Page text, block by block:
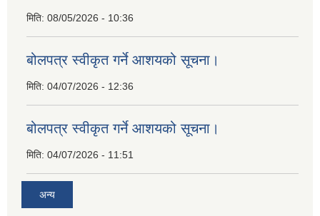
मिति: 08/05/2026 - 10:36
बोलपत्र स्वीकृत गर्ने आशयको सूचना।
मिति: 04/07/2026 - 12:36
बोलपत्र स्वीकृत गर्ने आशयको सूचना।
मिति: 04/07/2026 - 11:51
अन्य